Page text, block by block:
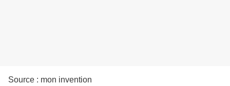
Source : mon invention